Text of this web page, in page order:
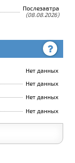
Послезавтра
(08.08.2026)
Нет данных
Нет данных
Нет данных
Нет данных